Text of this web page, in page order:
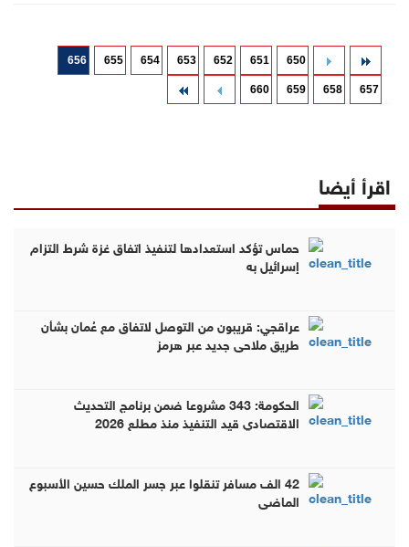
650
651
652
653
654
655
656
657
658
659
660
اقرأ أيضا
حماس تؤكد استعدادها لتنفيذ اتفاق غزة شرط التزام
إسرائيل به
عراقجي: قريبون من التوصل لاتفاق مع عُمان بشأن
طريق ملاحي جديد عبر هرمز
الحكومة: 343 مشروعا ضمن برنامج التحديث
الاقتصادي قيد التنفيذ منذ مطلع 2026
42 الف مسافر تنقلوا عبر جسر الملك حسين الأسبوع
الماضي